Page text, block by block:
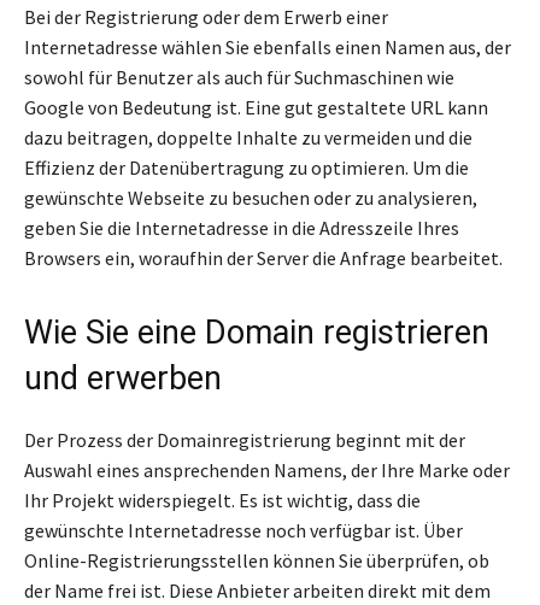
Bei der Registrierung oder dem Erwerb einer
Internetadresse wählen Sie ebenfalls einen Namen aus, der
sowohl für Benutzer als auch für Suchmaschinen wie
Google von Bedeutung ist. Eine gut gestaltete URL kann
dazu beitragen, doppelte Inhalte zu vermeiden und die
Effizienz der Datenübertragung zu optimieren. Um die
gewünschte Webseite zu besuchen oder zu analysieren,
geben Sie die Internetadresse in die Adresszeile Ihres
Browsers ein, woraufhin der Server die Anfrage bearbeitet.
Wie Sie eine Domain registrieren
und erwerben
Der Prozess der Domainregistrierung beginnt mit der
Auswahl eines ansprechenden Namens, der Ihre Marke oder
Ihr Projekt widerspiegelt. Es ist wichtig, dass die
gewünschte Internetadresse noch verfügbar ist. Über
Online-Registrierungsstellen können Sie überprüfen, ob
der Name frei ist. Diese Anbieter arbeiten direkt mit dem